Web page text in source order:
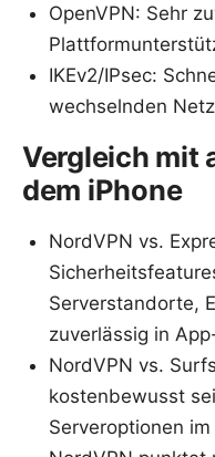
OpenVPN: Sehr
IKEv2/IPsec:
wechselnden
Vergleich mit
dem iPhone
NordVPN vs.
Serverstandorte,
zuverlässig in
NordVPN vs.
kostenbewusst
Serveroptionen